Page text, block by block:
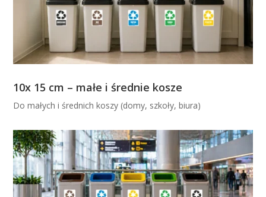
10x 15 cm – małe i średnie kosze
Do małych i średnich koszy (domy, szkoły, biura)